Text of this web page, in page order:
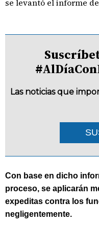
se levantó el informe
Las noticias que
Con base en dicho
proceso, se aplicarán
expeditas contra los
negligentemente.